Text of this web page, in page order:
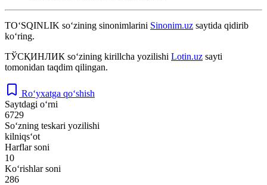
TO‘SQINLIK so‘zining sinonimlarini Sinonim.uz saytida qidirib
ko‘ring.
ТЎСҚИНЛИК so‘zining kirillcha yozilishi Lotin.uz sayti
tomonidan taqdim qilingan.
Ro‘yxatga qo‘shish
Saytdagi o‘rni
6729
So‘zning teskari yozilishi
kilniqs‘ot
Harflar soni
10
Ko‘rishlar soni
286